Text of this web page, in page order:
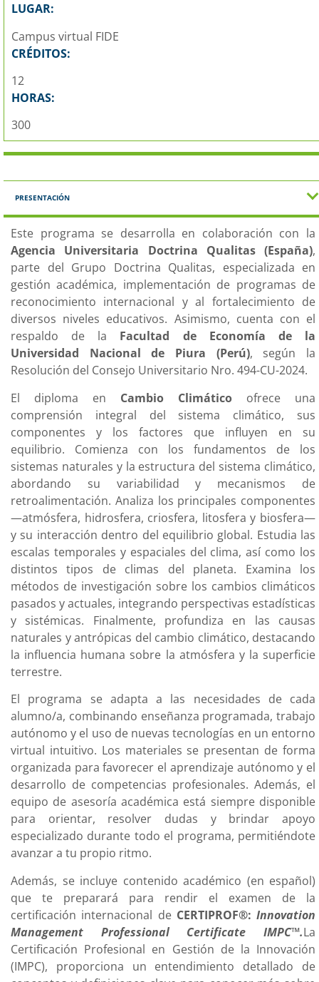
LUGAR:
Campus virtual FIDE
CRÉDITOS:
12
HORAS:
300
PRESENTACIÓN
Este programa se desarrolla en colaboración con la
Agencia Universitaria Doctrina Qualitas (España),
parte del Grupo Doctrina Qualitas, especializada en
gestión académica, implementación de programas de
reconocimiento internacional y al fortalecimiento de
diversos niveles educativos. Asimismo, cuenta con el
respaldo de la Facultad de Economía de la
Universidad Nacional de Piura (Perú), según la
Resolución del Consejo Universitario Nro. 494-CU-2024.
El diploma en Cambio Climático ofrece una
comprensión integral del sistema climático, sus
componentes y los factores que influyen en su
equilibrio. Comienza con los fundamentos de los
sistemas naturales y la estructura del sistema climático,
abordando su variabilidad y mecanismos de
retroalimentación. Analiza los principales componentes
—atmósfera, hidrosfera, criosfera, litosfera y biosfera—
y su interacción dentro del equilibrio global. Estudia las
escalas temporales y espaciales del clima, así como los
distintos tipos de climas del planeta. Examina los
métodos de investigación sobre los cambios climáticos
pasados y actuales, integrando perspectivas estadísticas
y sistémicas. Finalmente, profundiza en las causas
naturales y antrópicas del cambio climático, destacando
la influencia humana sobre la atmósfera y la superficie
terrestre.
El programa se adapta a las necesidades de cada
alumno/a, combinando enseñanza programada, trabajo
autónomo y el uso de nuevas tecnologías en un entorno
virtual intuitivo. Los materiales se presentan de forma
organizada para favorecer el aprendizaje autónomo y el
desarrollo de competencias profesionales. Además, el
equipo de asesoría académica está siempre disponible
para orientar, resolver dudas y brindar apoyo
especializado durante todo el programa, permitiéndote
avanzar a tu propio ritmo.
Además, se incluye contenido académico (en español)
que te preparará para rendir el examen de la
certificación internacional de CERTIPROF®: Innovation
Management Professional Certificate IMPC™.La
Certificación Profesional en Gestión de la Innovación
(IMPC), proporciona un entendimiento detallado de